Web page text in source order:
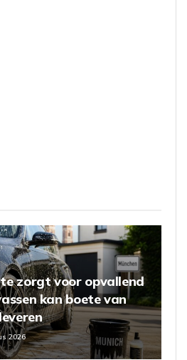
zorgt voor opvallend
kan boete van
2026